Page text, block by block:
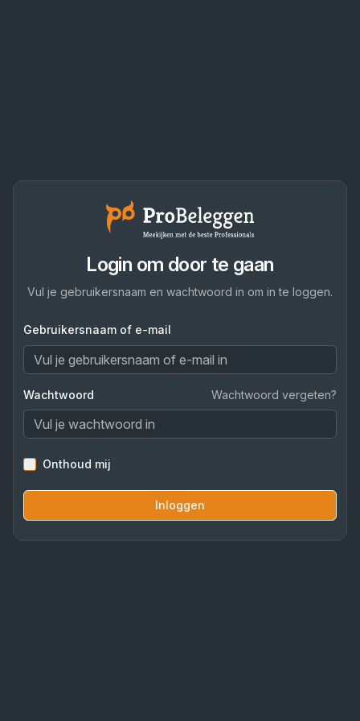
Login om door te gaan
Vul je gebruikersnaam en wachtwoord in om in te loggen.
Gebruikersnaam of e-mail
Wachtwoord Wachtwoord vergeten?
Onthoud mij
Inloggen